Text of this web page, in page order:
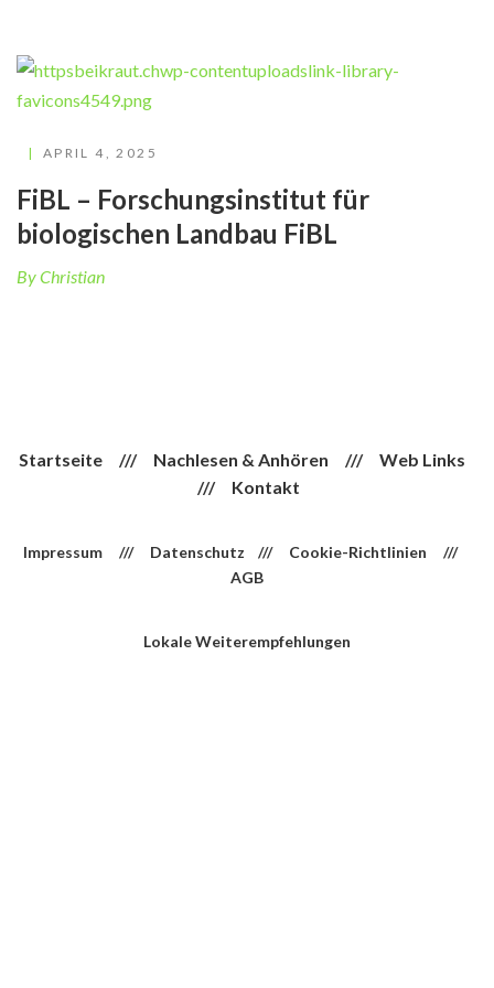
APRIL 4, 2025
FiBL – Forschungsinstitut für
biologischen Landbau FiBL
By Christian
Startseite /// Nachlesen & Anhören /// Web Links
/// Kontakt
Impressum /// Datenschutz /// Cookie-Richtlinien ///
AGB
Lokale Weiterempfehlungen